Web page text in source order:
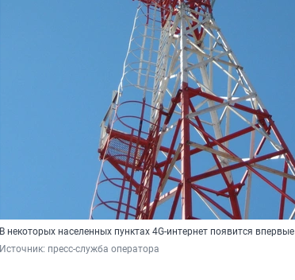
В некоторых населенных пунктах 4G-интернет появится впервые
Источник: пресс-служба оператора